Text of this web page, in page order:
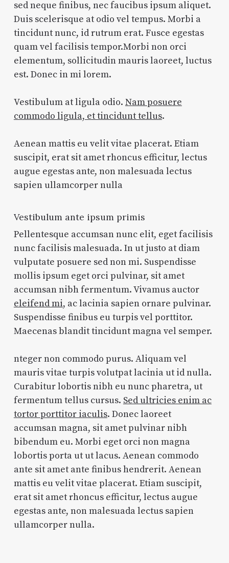
sed neque finibus, nec faucibus ipsum aliquet.
Duis scelerisque at odio vel tempus. Morbi a
tincidunt nunc, id rutrum erat. Fusce egestas
quam vel facilisis tempor.Morbi non orci
elementum, sollicitudin mauris laoreet, luctus
est. Donec in mi lorem.
Vestibulum at ligula odio. Nam posuere
commodo ligula, et tincidunt tellus.
Aenean mattis eu velit vitae placerat. Etiam
suscipit, erat sit amet rhoncus efficitur, lectus
augue egestas ante, non malesuada lectus
sapien ullamcorper nulla
Vestibulum ante ipsum primis
Pellentesque accumsan nunc elit, eget facilisis
nunc facilisis malesuada. In ut justo at diam
vulputate posuere sed non mi. Suspendisse
mollis ipsum eget orci pulvinar, sit amet
accumsan nibh fermentum. Vivamus auctor
eleifend mi, ac lacinia sapien ornare pulvinar.
Suspendisse finibus eu turpis vel porttitor.
Maecenas blandit tincidunt magna vel semper.
nteger non commodo purus. Aliquam vel
mauris vitae turpis volutpat lacinia ut id nulla.
Curabitur lobortis nibh eu nunc pharetra, ut
fermentum tellus cursus. Sed ultricies enim ac
tortor porttitor iaculis. Donec laoreet
accumsan magna, sit amet pulvinar nibh
bibendum eu. Morbi eget orci non magna
lobortis porta ut ut lacus. Aenean commodo
ante sit amet ante finibus hendrerit. Aenean
mattis eu velit vitae placerat. Etiam suscipit,
erat sit amet rhoncus efficitur, lectus augue
egestas ante, non malesuada lectus sapien
ullamcorper nulla.